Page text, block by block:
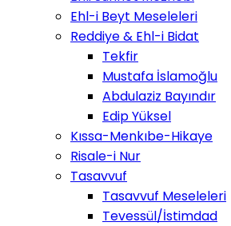
Ehl-i Beyt Meseleleri
Reddiye & Ehl-i Bidat
Tekfir
Mustafa İslamoğlu
Abdulaziz Bayındır
Edip Yüksel
Kıssa-Menkıbe-Hikaye
Risale-i Nur
Tasavvuf
Tasavvuf Meseleleri
Tevessül/İstimdad